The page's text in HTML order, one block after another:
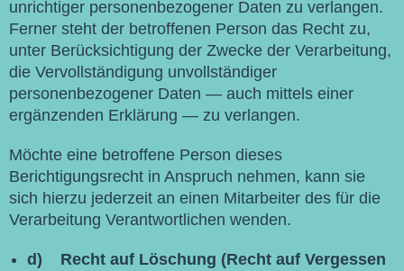
unrichtiger personenbezogener Daten zu verlangen.
Ferner steht der betroffenen Person das Recht zu,
unter Berücksichtigung der Zwecke der Verarbeitung,
die Vervollständigung unvollständiger
personenbezogener Daten — auch mittels einer
ergänzenden Erklärung — zu verlangen.
Möchte eine betroffene Person dieses
Berichtigungsrecht in Anspruch nehmen, kann sie
sich hierzu jederzeit an einen Mitarbeiter des für die
Verarbeitung Verantwortlichen wenden.
d) Recht auf Löschung (Recht auf Vergessen